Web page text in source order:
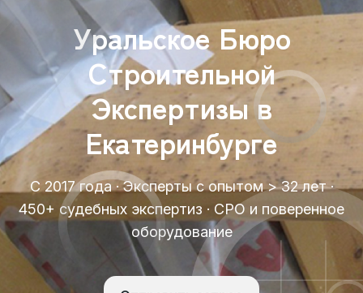
Уральское Бюро
Строительной
Экспертизы в
Екатеринбурге
С 2017 года · Эксперты с опытом > 32 лет ·
450+ судебных экспертиз · СРО и поверенное
оборудование